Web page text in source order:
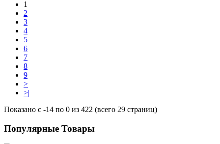
1
2
3
4
5
6
7
8
9
>
>|
Показано с -14 по 0 из 422 (всего 29 страниц)
Популярные Товары